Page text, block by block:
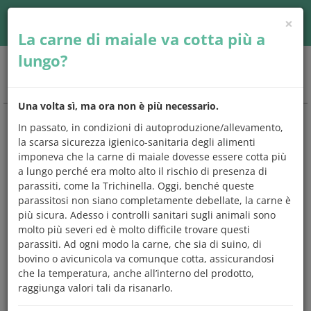
CHIEDOEMANGIO
Una risposta atutto quello che
avrestisemprevoluto chiederesugli
alimenti e l'alimentazione.
Scegli un argomento che preferisci, controlla se tra le
domande c'è quella che ti interessae leggi subito la
risposta, oppure prova a digitare una parolachiave sul
motore di ricerca. Ma se vuoi, puoi anche leggerle tutte.
×
La carne di maiale va cotta più a
lungo?
Una volta sì, ma ora non è più necessario.
In passato, in condizioni di autoproduzione/allevamento,
la scarsa sicurezza igienico-sanitaria degli alimenti
imponeva che la carne di maiale dovesse essere cotta più
a lungo perché era molto alto il rischio di presenza di
parassiti, come la Trichinella. Oggi, benché queste
parassitosi non siano completamente debellate, la carne è
più sicura. Adesso i controlli sanitari sugli animali sono
molto più severi ed è molto difficile trovare questi
parassiti. Ad ogni modo la carne, che sia di suino, di
bovino o avicunicola va comunque cotta, assicurandosi
che la temperatura, anche all’interno del prodotto,
raggiunga valori tali da risanarlo.